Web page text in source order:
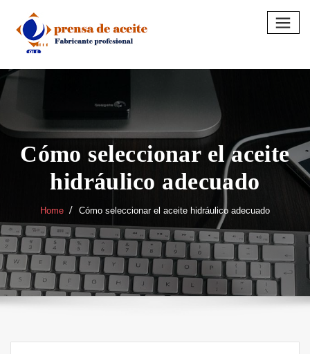
content
Cómo seleccionar el aceite
hidráulico adecuado
Home Cómo seleccionar el aceite hidráulico adecuado